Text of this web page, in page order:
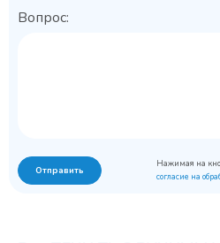
Вопрос:
Отправить
Нажимая на
согласие на